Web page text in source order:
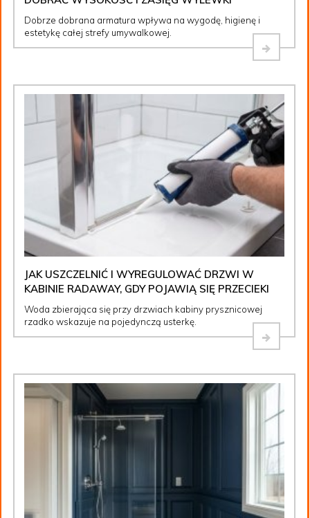
Dobrze dobrana armatura wpływa na wygodę, higienę i
estetykę całej strefy umywalkowej.
JAK USZCZELNIĆ I WYREGULOWAĆ DRZWI W
KABINIE RADAWAY, GDY POJAWIĄ SIĘ PRZECIEKI
Woda zbierająca się przy drzwiach kabiny prysznicowej
rzadko wskazuje na pojedynczą usterkę.